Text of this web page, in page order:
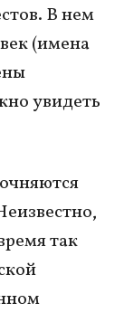
В нем
(имена
увидеть
так